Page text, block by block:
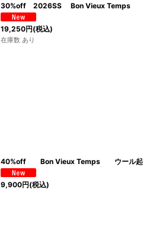
30%off 2026SS Bon Vieux Temps
19,250円(税込)
在庫数 あり
40%off Bon Vieux Temps ウール起
9,900円(税込)